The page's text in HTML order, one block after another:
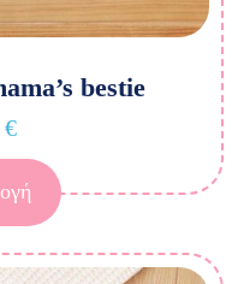
bestie
€